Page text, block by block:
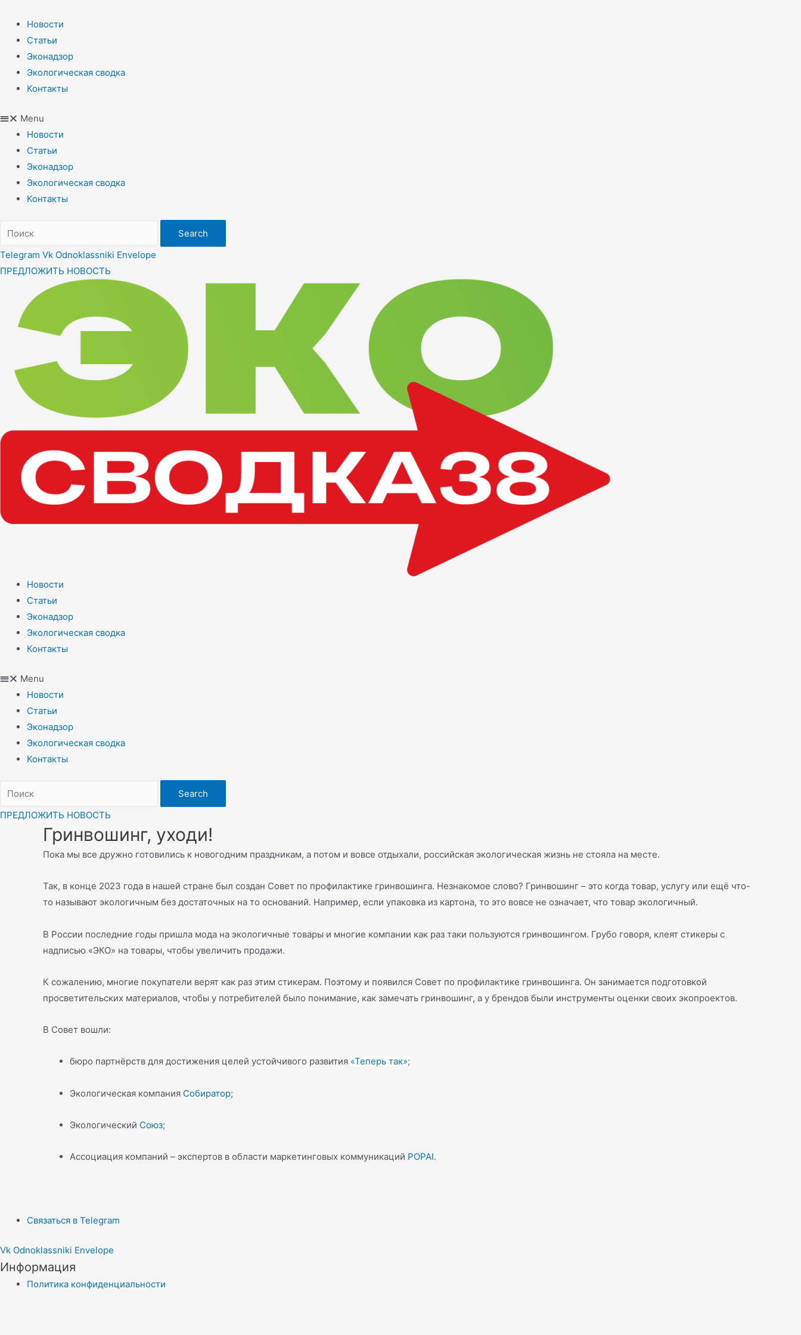
содержимому
Новости
Статьи
Эконадзор
Экологическая сводка
Контакты
Menu
Новости
Статьи
Эконадзор
Экологическая сводка
Контакты
Search
Telegram Vk Odnoklassniki Envelope
ПРЕДЛОЖИТЬ НОВОСТЬ
Новости
Статьи
Эконадзор
Экологическая сводка
Контакты
Menu
Новости
Статьи
Эконадзор
Экологическая сводка
Контакты
Search
ПРЕДЛОЖИТЬ НОВОСТЬ
Гринвошинг, уходи!
Пока мы все дружно готовились к новогодним праздникам, а потом и вовсе отдыхали, российская экологическая жизнь не стояла на месте.
Так, в конце 2023 года в нашей стране был создан Совет по профилактике гринвошинга. Незнакомое слово? Гринвошинг – это когда товар, услугу или ещё что-
то называют экологичным без достаточных на то оснований. Например, если упаковка из картона, то это вовсе не означает, что товар экологичный.
В России последние годы пришла мода на экологичные товары и многие компании как раз таки пользуются гринвошингом. Грубо говоря, клеят стикеры с
надписью «ЭКО» на товары, чтобы увеличить продажи.
К сожалению, многие покупатели верят как раз этим стикерам. Поэтому и появился Совет по профилактике гринвошинга. Он занимается подготовкой
просветительских материалов, чтобы у потребителей было понимание, как замечать гринвошинг, а у брендов были инструменты оценки своих экопроектов.
В Совет вошли:
бюро партнёрств для достижения целей устойчивого развития «Теперь так»;
Экологическая компания Собиратор;
Экологический Союз;
Ассоциация компаний – экспертов в области маркетинговых коммуникаций POPAI.
Связаться в Telegram
Vk Odnoklassniki Envelope
Информация
Политика конфиденциальности